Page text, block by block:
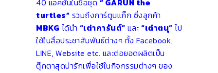
40 แอคชั่นในชื่อชุด “ GARUN the
turtles” รวมถึงการ์ตูนแก๊ก ซึ่งลูกค้า
MBKG ได้นำ “เต่าการันต์” และ “เต่าตนุ” ไป
ใช้ในสื่อประชาสัมพันธ์ต่างๆ ทั้ง Facebook,
LINE, Website etc. และต่อยอดผลิตเป็น
ตุ๊กตาสุดน่ารักเพื่อใช้ในกิจกรรมต่างๆ ของ